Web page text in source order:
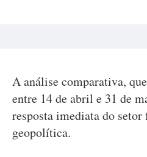
A análise comparativa,
entre 14 de abril e 31 de
resposta imediata do
geopolítica.